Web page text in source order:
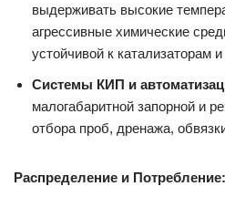
выдерживать высокие
агрессивные химические
устойчивой к катализаторам
Системы КИП и
малогабаритной запорной и
отбора проб, дренажа,
Распределение и Потребление: